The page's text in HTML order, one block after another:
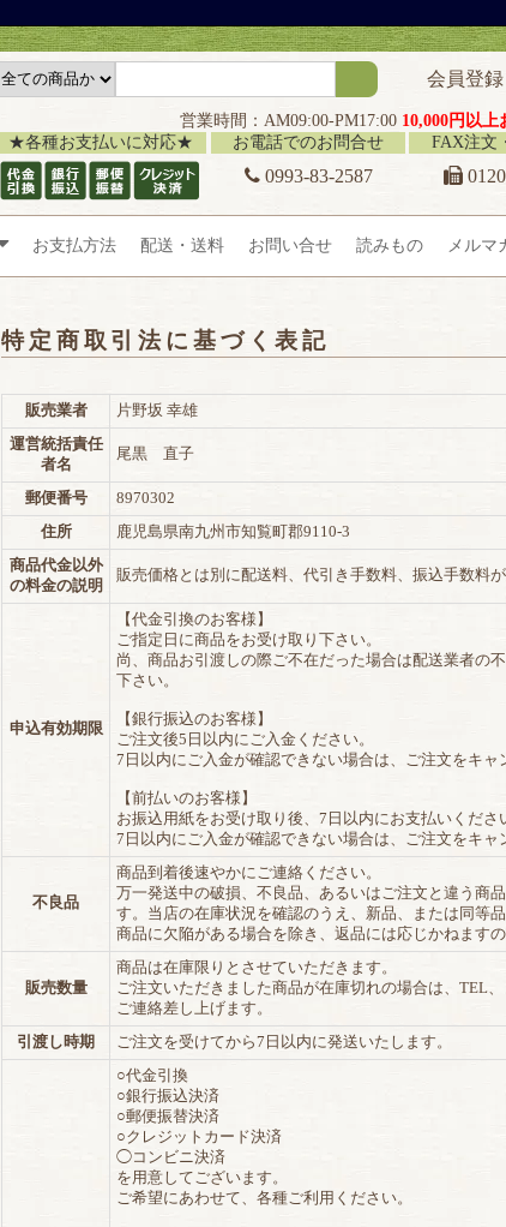
会員登録
営業時間：AM09:00-PM17:00 10,000円以
FAX注文
お電話でのお問合せ
0993-83-2587
★各種お支払いに対応★
お支払方法 配送・送料 お問い合せ 読みもの メルマ
特定商取引法に基づく表記
販売業者
片野坂 幸雄
運営統括責任
者名
尾黒 直子
郵便番号
8970302
住所
鹿児島県南九州市知覧町郡9110-3
商品代金以外
の料金の説明
販売価格とは別に配送料、代引き手数料、振込手数料
申込有効期限
【代金引換のお客様】
ご指定日に商品をお受け取り下さい。
尚、商品お引渡しの際ご不在だった場合は配送業者の
下さい。
【銀行振込のお客様】
ご注文後5日以内にご入金ください。
7日以内にご入金が確認できない場合は、ご注文をキャ
【前払いのお客様】
お振込用紙をお受け取り後、7日以内にお支払いくださ
7日以内にご入金が確認できない場合は、ご注文をキャ
不良品
商品到着後速やかにご連絡ください。
万一発送中の破損、不良品、あるいはご注文と違う商
す。当店の在庫状況を確認のうえ、新品、または同等
商品に欠陥がある場合を除き、返品には応じかねますの
販売数量
商品は在庫限りとさせていただきます。
ご注文いただきました商品が在庫切れの場合は、TEL
ご連絡差し上げます。
引渡し時期
ご注文を受けてから7日以内に発送いたします。
○代金引換
○銀行振込決済
○郵便振替決済
○クレジットカード決済
◯コンビニ決済
を用意してございます。
ご希望にあわせて、各種ご利用ください。